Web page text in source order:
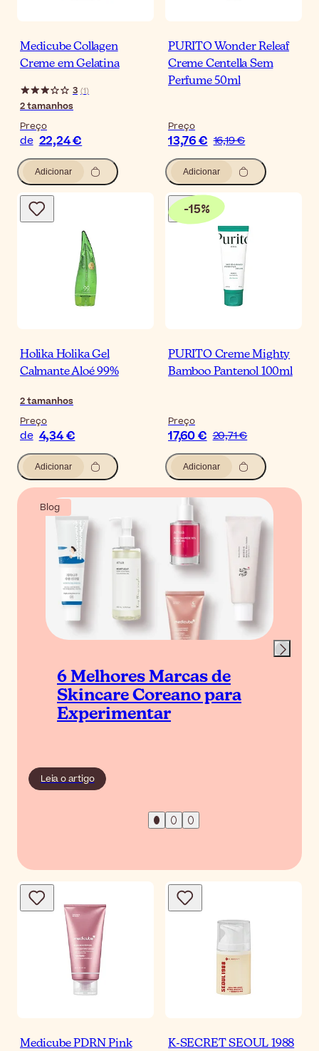
Medicube Collagen
Creme em Gelatina
3 (1)
2tamanhos
Preço
de 22,24 €
Adicionar
PURITO Wonder Releaf
Creme Centella Sem
Perfume 50ml
Preço
13,76 € 16,19 €
Adicionar
Holika Holika Gel
Calmante Aloé 99%
2tamanhos
Preço
de 4,34 €
Adicionar
-15%
PURITO Creme Mighty
Bamboo Pantenol 100ml
Preço
17,60 € 20,71 €
Adicionar
Blog
6 Melhores Marcas de
Skincare Coreano para
Experimentar
Leia o artigo
Medicube PDRN Pink K-SECRET SEOUL 1988